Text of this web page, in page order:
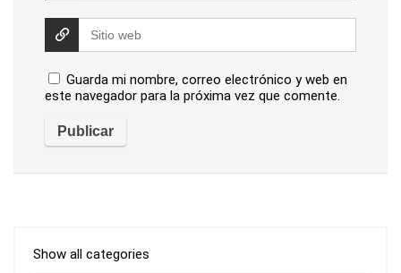
Guarda mi nombre, correo electrónico y web en
este navegador para la próxima vez que comente.
Show all categories